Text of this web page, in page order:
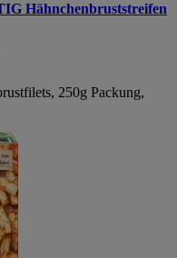
Hähnchenbruststreifen
250g Packung,